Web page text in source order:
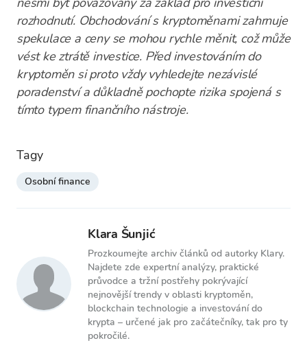
rozhodnutí. Obchodování s kryptoměnami zahrnuje
spekulace a ceny se mohou rychle měnit, což může
vést ke ztrátě investice. Před investováním do
kryptoměn si proto vždy vyhledejte nezávislé
poradenství a důkladně pochopte rizika spojená s
tímto typem finančního nástroje.
Tagy
Osobní finance
Klara Šunjić
Prozkoumejte archiv článků od autorky Klary.
Najdete zde expertní analýzy, praktické
průvodce a tržní postřehy pokrývající
nejnovější trendy v oblasti kryptoměn,
blockchain technologie a investování do
krypta – určené jak pro začátečníky, tak pro ty
pokročilé.